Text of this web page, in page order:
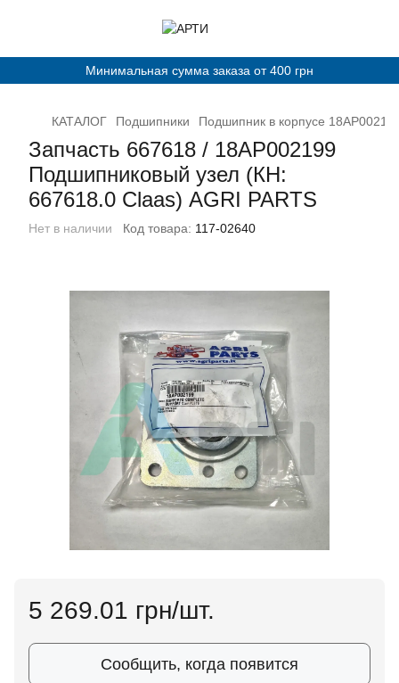
Минимальная сумма заказа от 400 грн
КАТАЛОГ Подшипники Подшипник в корпусе
Запчасть 667618 / 18AP002199
Подшипниковый узел (КН:
667618.0 Claas) AGRI PARTS
Нет в наличии Код товара: 117-02640
5 269.01 грн/шт.
Сообщить, когда появится